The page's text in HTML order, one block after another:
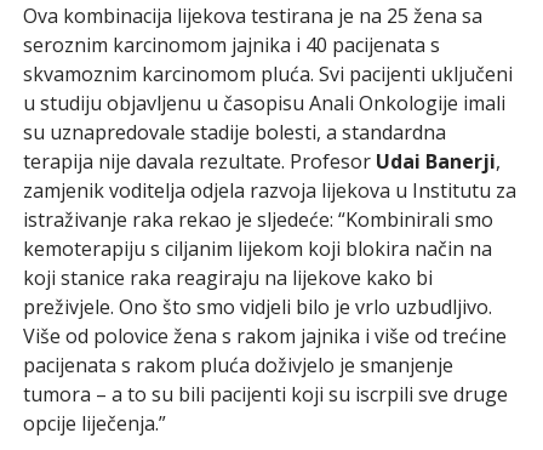
Ova kombinacija lijekova testirana je na 25 žena sa
seroznim karcinomom jajnika i 40 pacijenata s
skvamoznim karcinomom pluća. Svi pacijenti uključeni
u studiju objavljenu u časopisu Anali Onkologije imali
su uznapredovale stadije bolesti, a standardna
terapija nije davala rezultate. Profesor Udai Banerji,
zamjenik voditelja odjela razvoja lijekova u Institutu za
istraživanje raka rekao je sljedeće: “Kombinirali smo
kemoterapiju s ciljanim lijekom koji blokira način na
koji stanice raka reagiraju na lijekove kako bi
preživjele. Ono što smo vidjeli bilo je vrlo uzbudljivo.
Više od polovice žena s rakom jajnika i više od trećine
pacijenata s rakom pluća doživjelo je smanjenje
tumora – a to su bili pacijenti koji su iscrpili sve druge
opcije liječenja.”